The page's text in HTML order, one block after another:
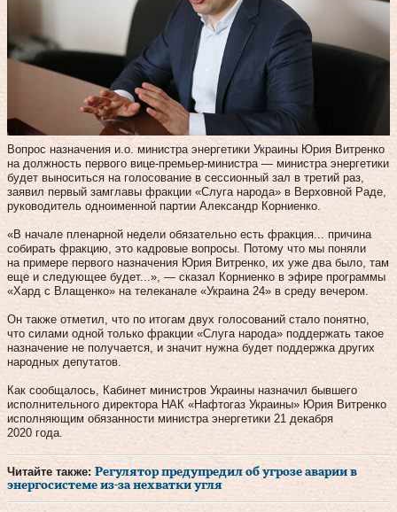
Вопрос назначения и.о. министра энергетики Украины Юрия Витренко
на должность первого вице-премьер-министра — министра энергетики
будет выноситься на голосование в сессионный зал в третий раз,
заявил первый замглавы фракции «Слуга народа» в Верховной Раде,
руководитель одноименной партии Александр Корниенко.
«В начале пленарной недели обязательно есть фракция... причина
собирать фракцию, это кадровые вопросы. Потому что мы поняли
на примере первого назначения Юрия Витренко, их уже два было, там
еще и следующее будет...», — сказал Корниенко в эфире программы
«Хард с Влащенко» на телеканале «Украина 24» в среду вечером.
Он также отметил, что по итогам двух голосований стало понятно,
что силами одной только фракции «Слуга народа» поддержать такое
назначение не получается, и значит нужна будет поддержка других
народных депутатов.
Как сообщалось, Кабинет министров Украины назначил бывшего
исполнительного директора НАК «Нафтогаз Украины» Юрия Витренко
исполняющим обязанности министра энергетики 21 декабря
2020 года.
Читайте также: Регулятор предупредил об угрозе аварии в
энергосистеме из-за нехватки угля